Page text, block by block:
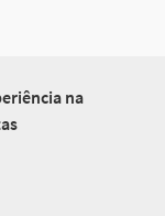
na